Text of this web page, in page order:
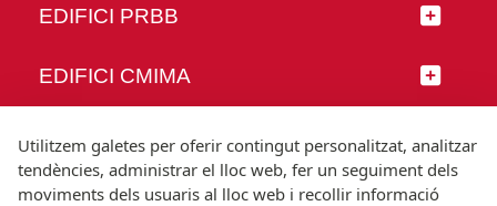
EDIFICI PRBB
EDIFICI CMIMA
SEGUEIX-NOS
Utilitzem galetes per oferir contingut personalitzat, analitzar
tendències, administrar el lloc web, fer un seguiment dels
moviments dels usuaris al lloc web i recollir informació